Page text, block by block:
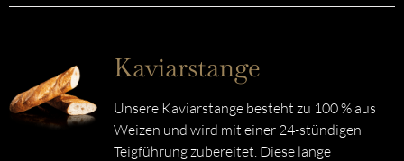
Kaviarstange
Unsere Kaviarstange besteht zu 100 % aus
Weizen und wird mit einer 24-stündigen
Teigführung zubereitet. Diese lange